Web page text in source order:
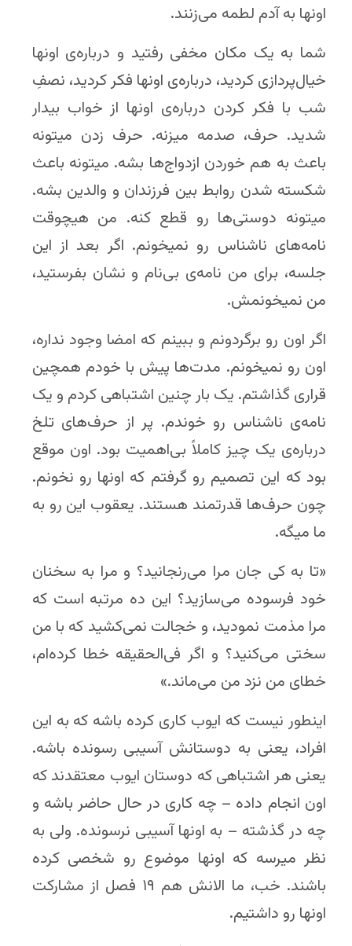
اونها به آدم لطمه می‌زنند.
شما به یک مکان مخفی رفتید و درباره‌ی اونها
خیال‌پردازی کردید، درباره‌ی اونها فکر کردید، نصفِ
شب با فکر کردن درباره‌ی اونها از خواب بیدار
شدید. حرف، صدمه میزنه. حرف زدن میتونه
باعث به هم خوردن ازدواج‌ها بشه. میتونه باعث
شکسته شدن روابط بین فرزندان و والدین بشه.
میتونه دوستی‌ها رو قطع کنه. من هیچوقت
نامه‌های ناشناس رو نمیخونم. اگر بعد از این
جلسه، برای من نامه‌ی بی‌نام و نشان بفرستید،
من نمیخونمش.
اگر اون رو برگردونم و ببینم که امضا وجود نداره،
اون رو نمیخونم. مدت‌ها پیش با خودم همچین
قراری گذاشتم. یک بار چنین اشتباهی کردم و یک
نامه‌ی ناشناس رو خوندم. پر از حرف‌های تلخ
درباره‌ی یک چیز کاملاً بی‌اهمیت بود. اون موقع
بود که این تصمیم رو گرفتم که اونها رو نخونم.
چون حرف‌ها قدرتمند هستند. یعقوب این رو به
ما میگه.
«تا به کی جان مرا می‌رنجانید؟ و مرا به سخنان
خود فرسوده می‌سازید؟ این ده مرتبه است که
مرا مذمت نمودید، و خجالت نمی‌کشید که با من
سختی می‌کنید؟ و اگر فی‌الحقیقه خطا کرده‌ام،
خطای من نزد من می‌ماند.»
اینطور نیست که ایوب کاری کرده باشه که به این
افراد، یعنی به دوستانش آسیبی رسونده باشه.
یعنی هر اشتباهی که دوستان ایوب معتقدند که
اون انجام داده – چه کاری در حال حاضر باشه و
چه در گذشته – به اونها آسیبی نرسونده. ولی به
نظر میرسه که اونها موضوع رو شخصی کرده
باشند. خب، ما الانش هم ۱۹ فصل از مشارکت
اونها رو داشتیم.